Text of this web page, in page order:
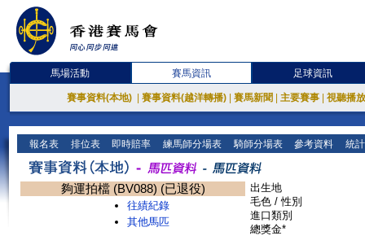
馬場活動 賽馬資訊 足球資訊
賽事資料(本地) 賽事資料(越洋轉播) 賽馬新聞 主要賽事 視聽播
報名表 排位表 即時賠率 練馬師分場表 騎師分場表 參考資料 統
夠運拍檔 (BV088) (已退役)
往績紀錄
其他馬匹
出生地
毛色 / 性別
進口類別
總獎金*